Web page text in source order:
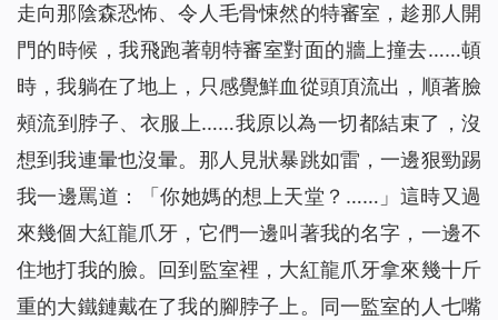
走向那陰森恐怖、令人毛骨悚然的特審室，趁那人開
門的時候，我飛跑著朝特審室對面的牆上撞去……頓
時，我躺在了地上，只感覺鮮血從頭頂流出，順著臉
頰流到脖子、衣服上……我原以為一切都結束了，沒
想到我連暈也沒暈。那人見狀暴跳如雷，一邊狠勁踢
我一邊罵道：「你她媽的想上天堂？……」這時又過
來幾個大紅龍爪牙，它們一邊叫著我的名字，一邊不
住地打我的臉。回到監室裡，大紅龍爪牙拿來幾十斤
重的大鐵鏈戴在了我的腳脖子上。同一監室的人七嘴